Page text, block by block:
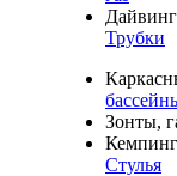
Дайвинг
Трубки
Зонты,
Стулья